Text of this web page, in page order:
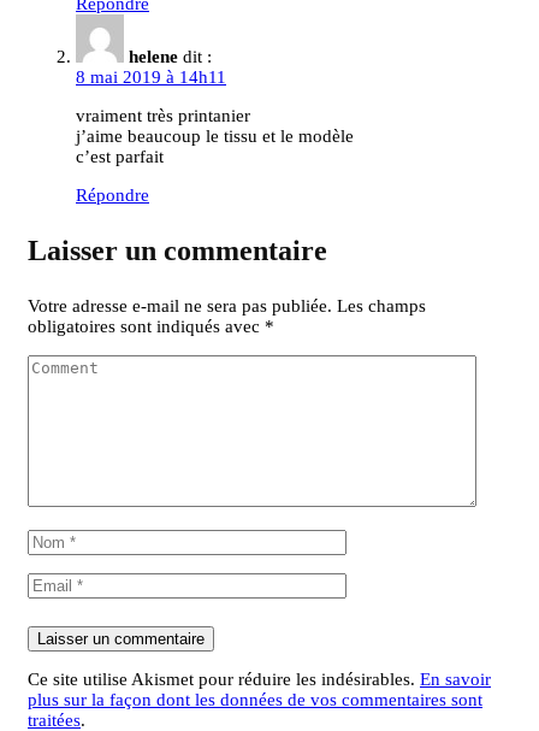
Répondre
helene dit :
8 mai 2019 à 14h11
vraiment très printanier
j’aime beaucoup le tissu et le modèle
c’est parfait
Répondre
Laisser un commentaire
Votre adresse e-mail ne sera pas publiée. Les champs
obligatoires sont indiqués avec *
Ce site utilise Akismet pour réduire les indésirables. En savoir
plus sur la façon dont les données de vos commentaires sont
traitées.